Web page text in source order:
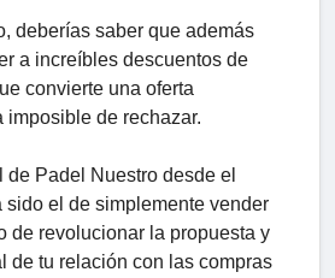
deberías saber que además
a increíbles descuentos de
convierte una oferta
imposible de rechazar.
Padel Nuestro desde el
sido el de simplemente vender
de revolucionar la propuesta y
de tu relación con las compras